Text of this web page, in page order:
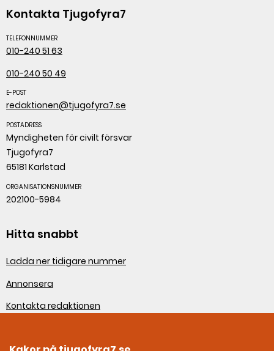
Kontakta Tjugofyra7
TELEFONNUMMER
010-240 51 63
010-240 50 49
E-POST
redaktionen@tjugofyra7.se
POSTADRESS
Myndigheten för civilt försvar
Tjugofyra7
65181 Karlstad
ORGANISATIONSNUMMER
202100-5984
Hitta snabbt
Ladda ner tidigare nummer
Annonsera
Kontakta redaktionen